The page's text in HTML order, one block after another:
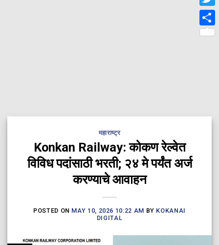
महाराष्ट्र
Konkan Railway: कोकण रेल्वेत
विविध पदांसाठी भरती; २४ मे पर्यंत अर्ज
करण्याचे आवाहन
POSTED ON MAY 10, 2026 10:22 AM BY KOKANAI
DIGITAL